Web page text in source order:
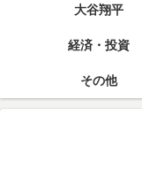
大谷翔平
経済・投資
その他